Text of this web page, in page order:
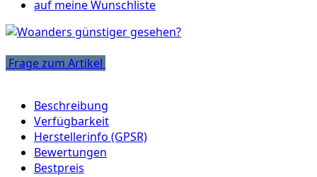
auf meine Wunschliste
Frage zum Artikel
Beschreibung
Verfügbarkeit
Herstellerinfo (GPSR)
Bewertungen
Bestpreis